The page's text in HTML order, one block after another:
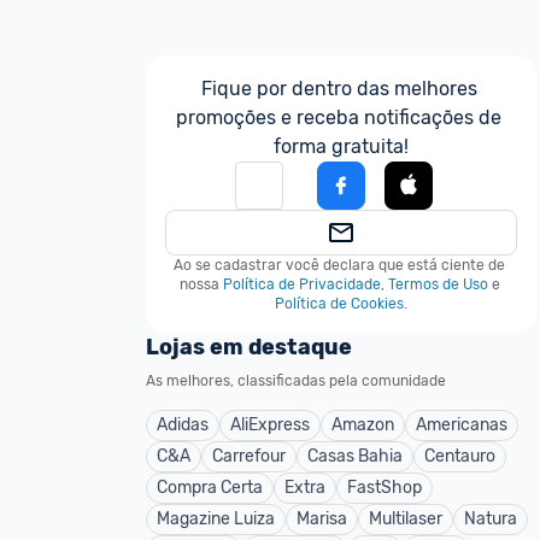
Fique por dentro das melhores
promoções e receba notificações de
forma gratuita!
Ao se cadastrar você declara que está ciente de
nossa Política de Privacidade, Termos de Uso e
Política de Cookies.
Lojas em destaque
As melhores, classificadas pela comunidade
Adidas AliExpress Amazon
Americanas
C&A
Carrefour Casas Bahia
Centauro
Compra Certa
Extra
FastShop
Magazine Luiza
Marisa Multilaser
Natura